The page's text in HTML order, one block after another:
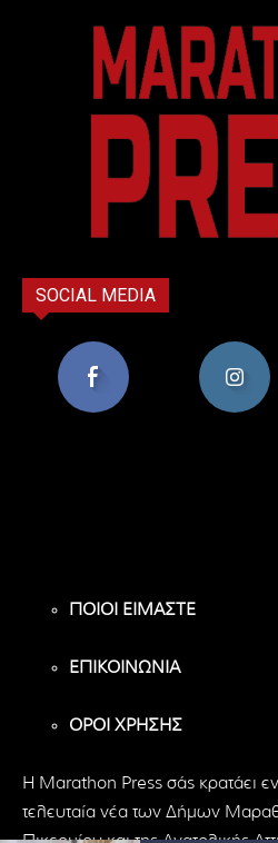
SOCIAL MEDIA
ΠΟΙΟΙ ΕΙΜΑΣΤΕ
ΕΠΙΚΟΙΝΩΝΙΑ
ΟΡΟΙ ΧΡΗΣΗΣ
H Marathon Press σάς κρατάει
τελευταία νέα των Δήμων